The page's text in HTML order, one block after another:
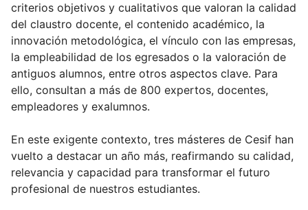
criterios objetivos y cualitativos que valoran la calidad
del claustro docente, el contenido académico, la
innovación metodológica, el vínculo con las empresas,
la empleabilidad de los egresados o la valoración de
antiguos alumnos, entre otros aspectos clave. Para
ello, consultan a más de 800 expertos, docentes,
empleadores y exalumnos.
En este exigente contexto, tres másteres de Cesif han
vuelto a destacar un año más, reafirmando su calidad,
relevancia y capacidad para transformar el futuro
profesional de nuestros estudiantes.